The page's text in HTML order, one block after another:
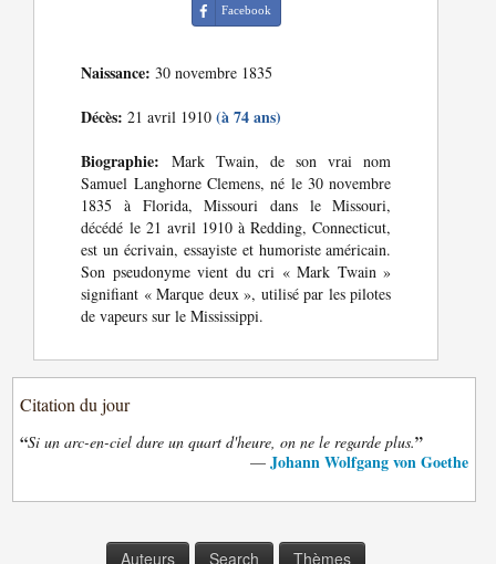
Facebook
Naissance: 30 novembre 1835
Décès: 21 avril 1910(à 74 ans)
Biographie: Mark Twain, de son vrai nom
Samuel Langhorne Clemens, né le 30 novembre
1835 à Florida, Missouri dans le Missouri,
décédé le 21 avril 1910 à Redding, Connecticut,
est un écrivain, essayiste et humoriste américain.
Son pseudonyme vient du cri « Mark Twain »
signifiant « Marque deux », utilisé par les pilotes
de vapeurs sur le Mississippi.
Citation du jour
“Si un arc-en-ciel dure un quart d'heure, on ne le regarde plus.”
— Johann Wolfgang von Goethe
Auteurs Search Thèmes